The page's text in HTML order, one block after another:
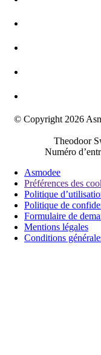
© Copyright 2026
Theodoor
Numéro
Asmodee
Préférences des
Politique
Politique de
Formulaire de
Mentions légales
Conditions